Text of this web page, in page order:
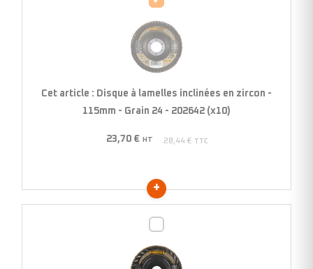
lamelles
inclinées
en
-
Cet article : Disque à lamelles inclinées en zircon -
115mm - Grain 24 - 202642 (x10)
23,70 € HT 28,44 € TTC
lamelles